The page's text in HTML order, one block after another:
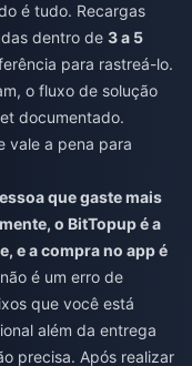
é tudo. Recargas
dentro de 3 a 5
para rastreá-lo.
o fluxo de solução
documentado.
vale a pena para
que gaste mais
o BitTopup é a
e a compra no app é
é um erro de
que você está
além da entrega
precisa. Após realizar